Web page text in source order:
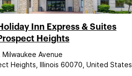
Inn Express & Suites
Heights
Milwaukee Avenue
Heights, Illinois 60070, United States